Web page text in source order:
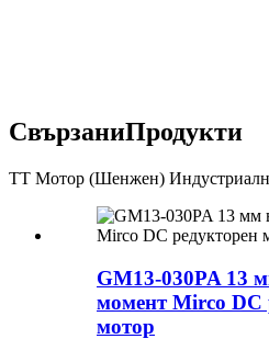
СвързаниПродукти
ТТ Мотор (Шенжен)
GM13-030PA 13
момент Mirco DC
мотор